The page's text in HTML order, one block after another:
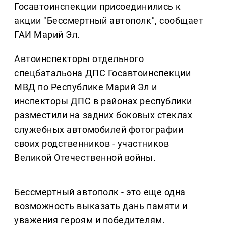
Госавтоинспекции присоединились к
акции "Бессмертный автополк", сообщает
ГАИ Марий Эл.
Автоинспекторы отдельного
спецбатальона ДПС Госавтоинспекции
МВД по Республике Марий Эл и
инспекторы ДПС в районах республики
разместили на задних боковых стеклах
служебных автомобилей фотографии
своих родственников - участников
Великой Отечественной войны.
Бессмертный автополк - это еще одна
возможность выказать дань памяти и
уважения героям и победителям.